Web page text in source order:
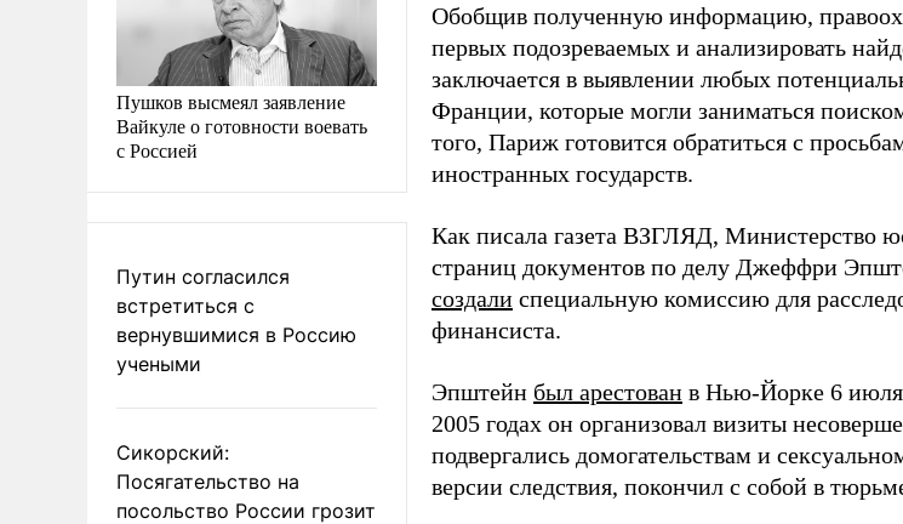
Пушков высмеял заявление
Вайкуле о готовности воевать
с Россией
Путин согласился
встретиться с
вернувшимися в Россию
учеными
Сикорский:
Посягательство на
посольство России грозит
Обобщив полученную информацию,
первых подозреваемых и анализировать
заключается в выявлении любых
Франции, которые могли заниматься
того, Париж готовится обратиться с
иностранных государств.
Как писала газета ВЗГЛЯД, Министерство
страниц документов по делу Джеффри
создали специальную комиссию для
финансиста.
Эпштейн был арестован в Нью-Йорке 6 июля
2005 годах он организовал визиты
подвергались домогательствам и
версии следствия, покончил с собой в